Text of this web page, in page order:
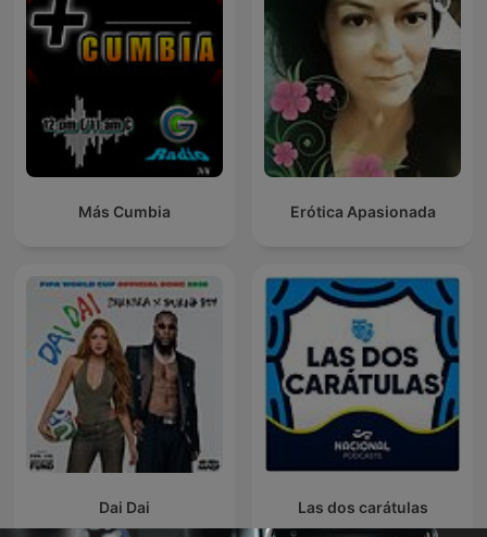
Más Cumbia Erótica Apasionada
Dai Dai Las dos carátulas